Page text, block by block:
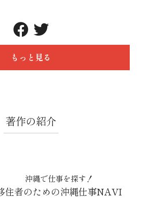
もっと見る
著作の紹介
沖縄で仕事を探す！
住者のための沖縄仕事NAVI